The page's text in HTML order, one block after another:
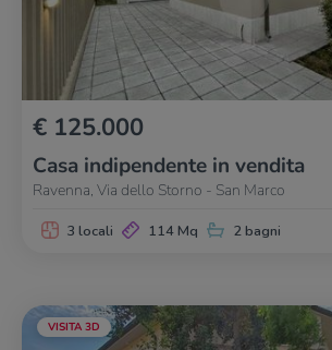
€ 125.000
Casa indipendente in vendita
Ravenna, Via dello Storno - San Marco
3 locali 114 Mq 2 bagni
VISITA 3D